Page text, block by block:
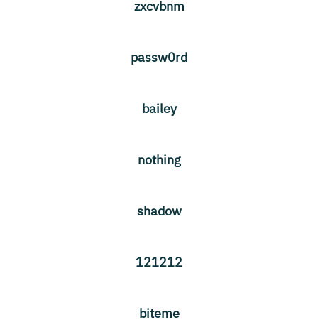
zxcvbnm
passw0rd
bailey
nothing
shadow
121212
biteme